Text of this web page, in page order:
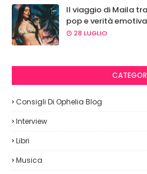
Il viaggio di Maila
pop e verità emotiva
28 LUGLIO
Consigli Di Ophelia Blog
Interview
Libri
Musica